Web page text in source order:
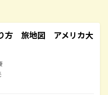
方 旅地図 アメリカ大